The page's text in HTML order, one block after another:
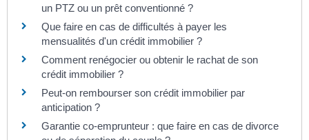
un PTZ ou un prêt conventionné ?
Que faire en cas de difficultés à payer les
mensualités d'un crédit immobilier ?
Comment renégocier ou obtenir le rachat de son
crédit immobilier ?
Peut-on rembourser son crédit immobilier par
anticipation ?
Garantie co-emprunteur : que faire en cas de divorce